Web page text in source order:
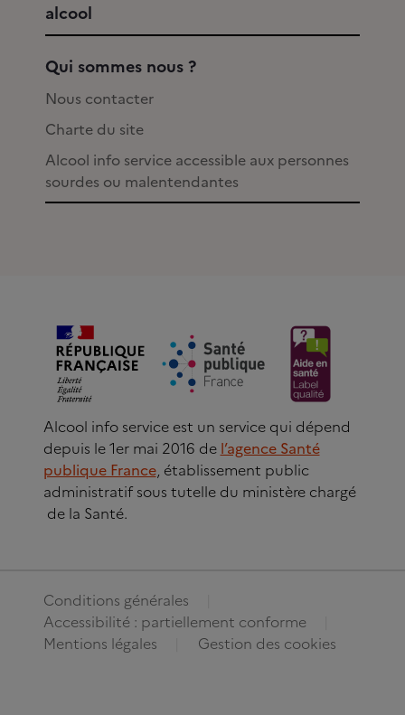
alcool
Qui sommes nous ?
Nous contacter
Charte du site
Alcool info service accessible aux personnes
sourdes ou malentendantes
Alcool info service est un service qui dépend
depuis le 1er mai 2016 de l’agence Santé
publique France, établissement public
administratif sous tutelle du ministère chargé
de la Santé.
Conditions générales
Accessibilité : partiellement conforme
Mentions légales
Gestion des cookies